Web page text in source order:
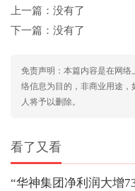
上一篇：没有了
下一篇：没有了
免责声明：本篇内容是在网
络信息为目的，非商业用途，
人将予以删除。
看了又看
“华神集团净利润大增